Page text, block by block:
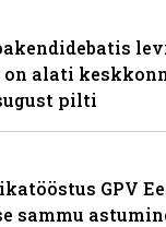
alati
pilti
GPV
sammu